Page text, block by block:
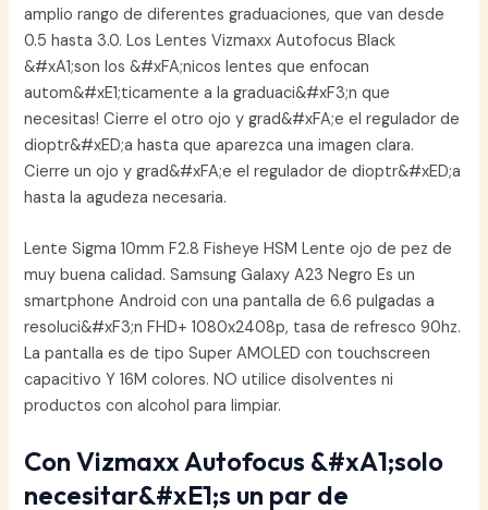
amplio rango de diferentes graduaciones, que van desde
0.5 hasta 3.0. Los Lentes Vizmaxx Autofocus Black
&#xA1;son los &#xFA;nicos lentes que enfocan
autom&#xE1;ticamente a la graduaci&#xF3;n que
necesitas! Cierre el otro ojo y grad&#xFA;e el regulador de
dioptr&#xED;a hasta que aparezca una imagen clara.
Cierre un ojo y grad&#xFA;e el regulador de dioptr&#xED;a
hasta la agudeza necesaria.
Lente Sigma 10mm F2.8 Fisheye HSM Lente ojo de pez de
muy buena calidad. Samsung Galaxy A23 Negro Es un
smartphone Android con una pantalla de 6.6 pulgadas a
resoluci&#xF3;n FHD+ 1080x2408p, tasa de refresco 90hz.
La pantalla es de tipo Super AMOLED con touchscreen
capacitivo Y 16M colores. NO utilice disolventes ni
productos con alcohol para limpiar.
Con Vizmaxx Autofocus &#xA1;solo
necesitar&#xE1;s un par de